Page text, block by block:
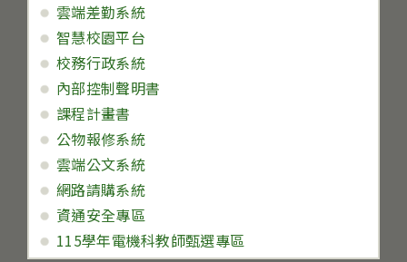
雲端差勤系統
智慧校園平台
校務行政系統
內部控制聲明書
課程計畫書
公物報修系統
雲端公文系統
網路請購系統
資通安全專區
115學年電機科教師甄選專區